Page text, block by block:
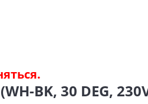
BK, 30 DEG,